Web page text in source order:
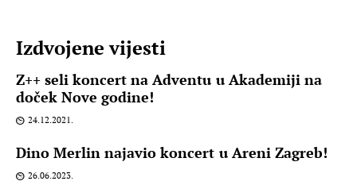
Izdvojene vijesti
Z++ seli koncert na Adventu u Akademiji na
doček Nove godine!
24.12.2021.
Dino Merlin najavio koncert u Areni Zagreb!
26.06.2023.